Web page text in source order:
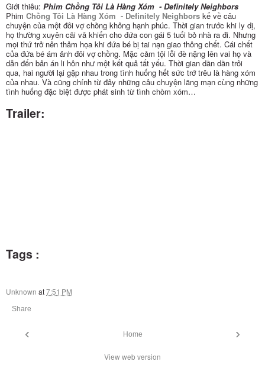
Giới thiêu: Phim Chồng Tôi Là Hàng Xóm - Definitely Neighbors
Phim Chồng Tôi Là Hàng Xóm - Definitely Neighbors kể về câu
chuyện của một đôi vợ chồng không hạnh phúc. Thời gian trước khi ly dị,
họ thường xuyên cãi vã khiến cho đứa con gái 5 tuổi bỏ nhà ra đi. Nhưng
mọi thứ trở nên thảm họa khi đứa bé bị tai nạn giao thông chết. Cái chết
của đứa bé ám ảnh đôi vợ chồng. Mặc cảm tội lỗi đè nặng lên vai họ và
dẫn đến bản án li hôn như một kết quả tất yếu. Thời gian dần dần trôi
qua, hai người lại gặp nhau trong tình huống hết sức trớ trêu là hàng xóm
của nhau. Và cũng chính từ đây những câu chuyện lãng mạn cùng những
tình huống đặc biệt được phát sinh từ tình chòm xóm…
Trailer:
Tags :
Unknown at7:51 PM
Share
‹ ›
Home
View web version